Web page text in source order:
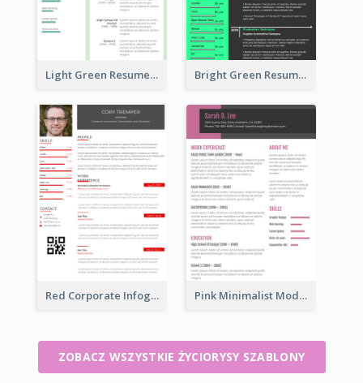
Light Green Resume Bright Green Resume
Red Corporate Infographic Resume Pink Minimalist Modern Resume
ZOBACZ WSZYSTKIE ŻYCIORYSY SZABLONY